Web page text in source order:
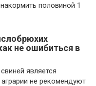
половиной 1
не ошибиться в
является
не рекомендуют